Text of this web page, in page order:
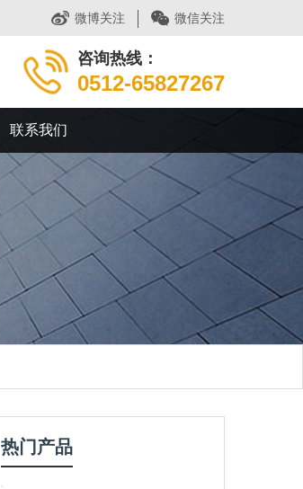
微博关注 微信关注
咨询热线：
0512-65827267
联系我们
热门产品